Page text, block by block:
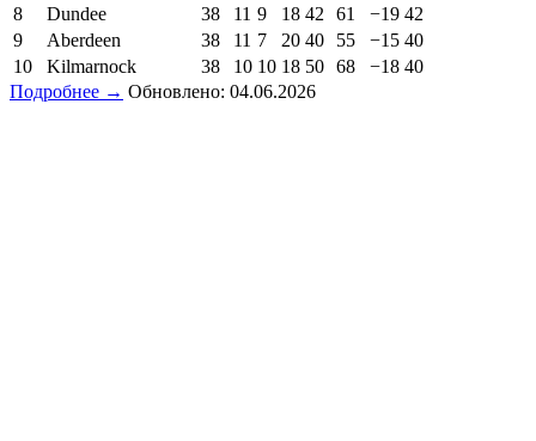
8
Dundee 38 11 9 18 42 61 −19 42
9
Aberdeen 38 11 7 20 40 55 −15 40
10
Kilmarnock 38 10 10 18 50 68 −18 40
Подробнее → Обновлено: 04.06.2026